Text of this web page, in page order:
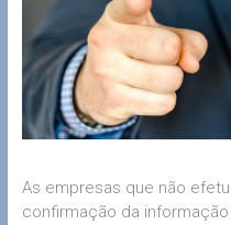
As empresas que não
confirmação da